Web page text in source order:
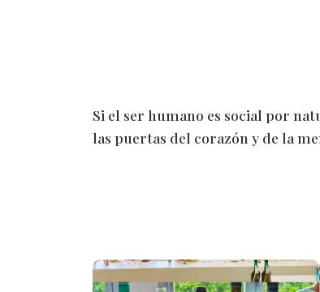
Si el ser humano es social por
las puertas del corazón y de la